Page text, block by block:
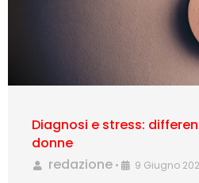
Diagnosi e stress:
donne
redazione • 9 Giugno